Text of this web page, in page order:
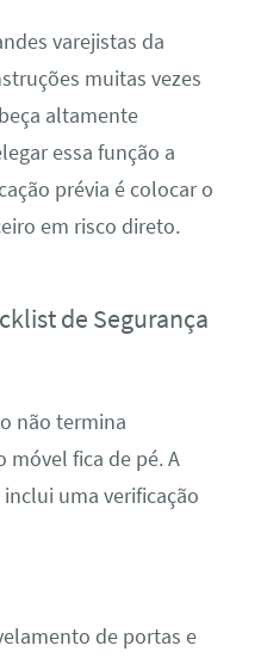
varejistas da
muitas vezes
altamente
essa função a
prévia é colocar o
em risco direto.
de Segurança
não termina
fica de pé. A
uma verificação
de portas e